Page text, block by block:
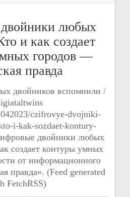
любых
и как создает
городов —
правда
двойников вспомнили /
czifrovye-dvojniki-
i-kak-sozdaet-kontury-
двойники любых
создает контуры умных
от информационного
правда». (Feed generated
FetchRSS)